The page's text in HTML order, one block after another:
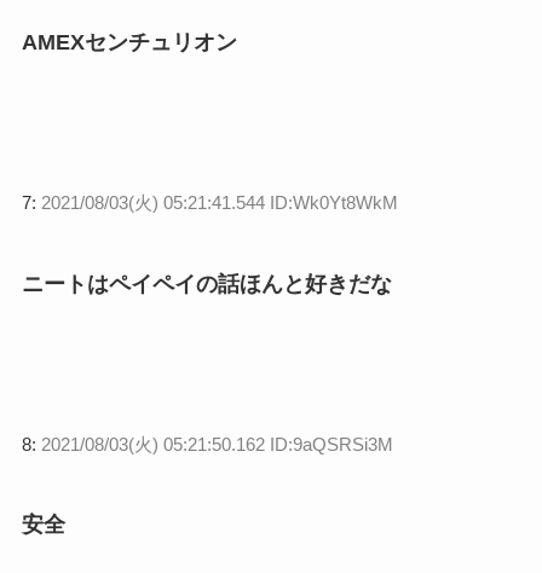
AMEXセンチュリオン
7: 2021/08/03(火) 05:21:41.544 ID:Wk0Yt8WkM
ニートはペイペイの話ほんと好きだな
8: 2021/08/03(火) 05:21:50.162 ID:9aQSRSi3M
安全